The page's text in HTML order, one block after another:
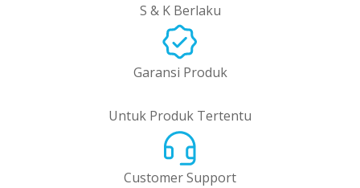
S & K Berlaku
Garansi Produk
Untuk Produk Tertentu
Customer Support